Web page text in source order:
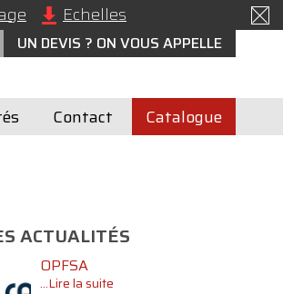
Echelles
UN DEVIS ? ON VOUS APPELLE
Contact Catalogue
ACTUALITÉS
OPFSA
...Lire la suite